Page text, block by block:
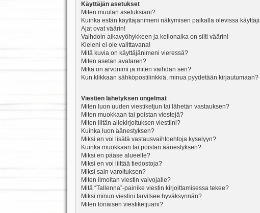
Käyttäjän asetukset
Miten muutan asetuksiani?
Kuinka estän käyttäjänimeni näkymisen paikalla olevissa
Ajat ovat väärin!
Vaihdoin aikavyöhykkeen ja kellonaika on silti väärin!
Kieleni ei ole valittavana!
Mitä kuvia on käyttäjänimeni vieressä?
Miten asetan avataren?
Mikä on arvonimi ja miten vaihdan sen?
Kun klikkaan sähköpostilinkkiä, minua pyydetään kirjautumaan?
Viestien lähetyksen ongelmat
Miten luon uuden viestiketjun tai lähetän vastauksen?
Miten muokkaan tai poistan viestejä?
Miten liitän allekirjoituksen viestiini?
Kuinka luon äänestyksen?
Miksi en voi lisätä vastausvaihtoehtoja kyselyyn?
Kuinka muokkaan tai poistan äänestyksen?
Miksi en pääse alueelle?
Miksi en voi liittää tiedostoja?
Miksi sain varoituksen?
Miten ilmoitan viestin valvojalle?
Mitä “Tallenna”-painike viestin kirjoittamisessa tekee?
Miksi minun viestini tarvitsee hyväksynnän?
Miten tönäisen viestiketjuani?